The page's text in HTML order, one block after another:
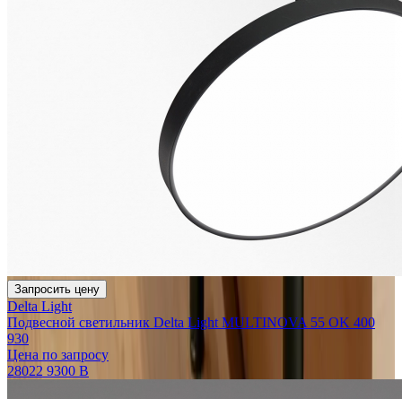
Запросить цену
Delta Light
Подвесной светильник Delta Light MULTINOVA 55 OK 400
930
Цена по запросу
28022 9300 B